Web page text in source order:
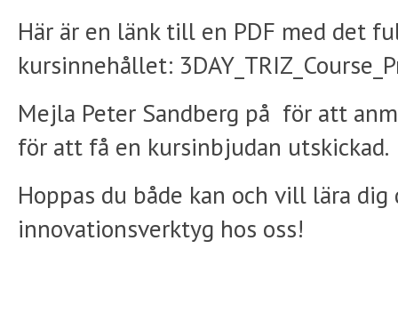
Här är en länk till en PDF med det
kursinnehållet:
Mejla Peter Sandberg på för att
för att få en kursinbjudan utskickad.
Hoppas du både kan och vill lära
innovationsverktyg hos oss!